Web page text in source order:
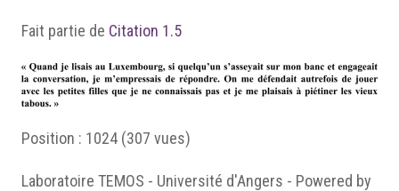
Fait partie de Citation 1.5
Position : 1024 (307 vues)
Laboratoire TEMOS - Université d'Angers - Powered by